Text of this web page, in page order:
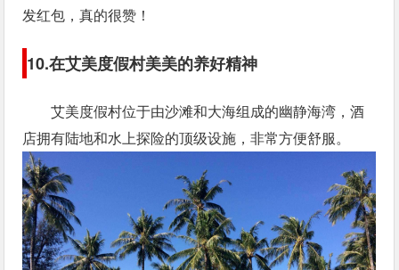
发红包，真的很赞！
10.在艾美度假村美美的养好精神
艾美度假村位于由沙滩和大海组成的幽静海湾，酒
店拥有陆地和水上探险的顶级设施，非常方便舒服。